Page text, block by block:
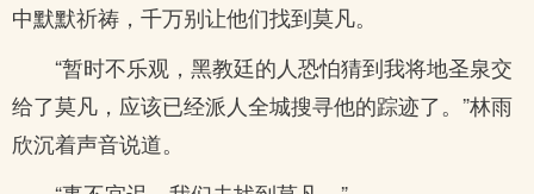
中默默祈祷，千万别让他们找到莫凡。
“暂时不乐观，黑教廷的人恐怕猜到我将地圣泉交
给了莫凡，应该已经派人全城搜寻他的踪迹了。”林雨
欣沉着声音说道。